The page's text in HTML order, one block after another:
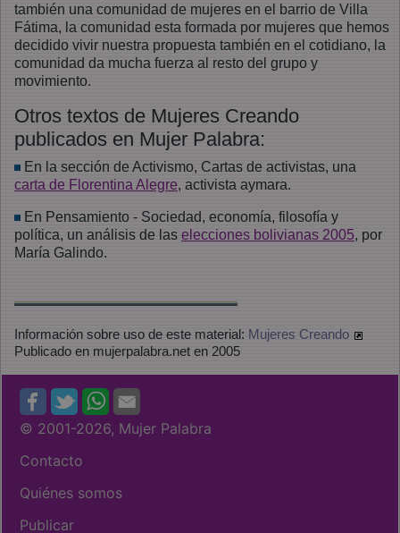
también una comunidad de mujeres en el barrio de Villa
Fátima, la comunidad esta formada por mujeres que hemos
decidido vivir nuestra propuesta también en el cotidiano, la
comunidad da mucha fuerza al resto del grupo y
movimiento.
Otros textos de Mujeres Creando
publicados en Mujer Palabra:
En la sección de Activismo, Cartas de activistas, una
carta de Florentina Alegre, activista aymara.
En Pensamiento - Sociedad, economía, filosofía y
política, un análisis de las elecciones bolivianas 2005, por
María Galindo.
Información sobre uso de este material: Mujeres Creando
Publicado en mujerpalabra.net en 2005
© 2001-2026, Mujer Palabra
Contacto
Quiénes somos
Publicar